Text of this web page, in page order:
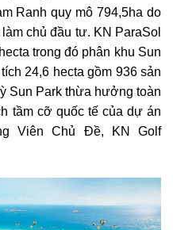
Ranh quy mô 794,5ha do
chủ đầu tư. KN ParaSol
trong đó phân khu Sun
24,6 hecta gồm 936 sản
Sun Park thừa hưởng toàn
tầm cỡ quốc tế của dự án
Viên Chủ Đề, KN Golf